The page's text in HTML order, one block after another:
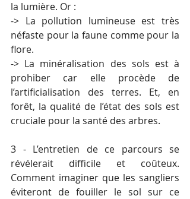
la lumière. Or :
-> La pollution lumineuse est très
néfaste pour la faune comme pour la
flore.
-> La minéralisation des sols est à
prohiber car elle procède de
l’artificialisation des terres. Et, en
forêt, la qualité de l’état des sols est
cruciale pour la santé des arbres.
3 - L’entretien de ce parcours se
révélerait difficile et coûteux.
Comment imaginer que les sangliers
éviteront de fouiller le sol sur ce